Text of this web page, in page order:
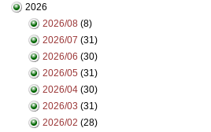
2026
2026/08 (8)
2026/07 (31)
2026/06 (30)
2026/05 (31)
2026/04 (30)
2026/03 (31)
2026/02 (28)